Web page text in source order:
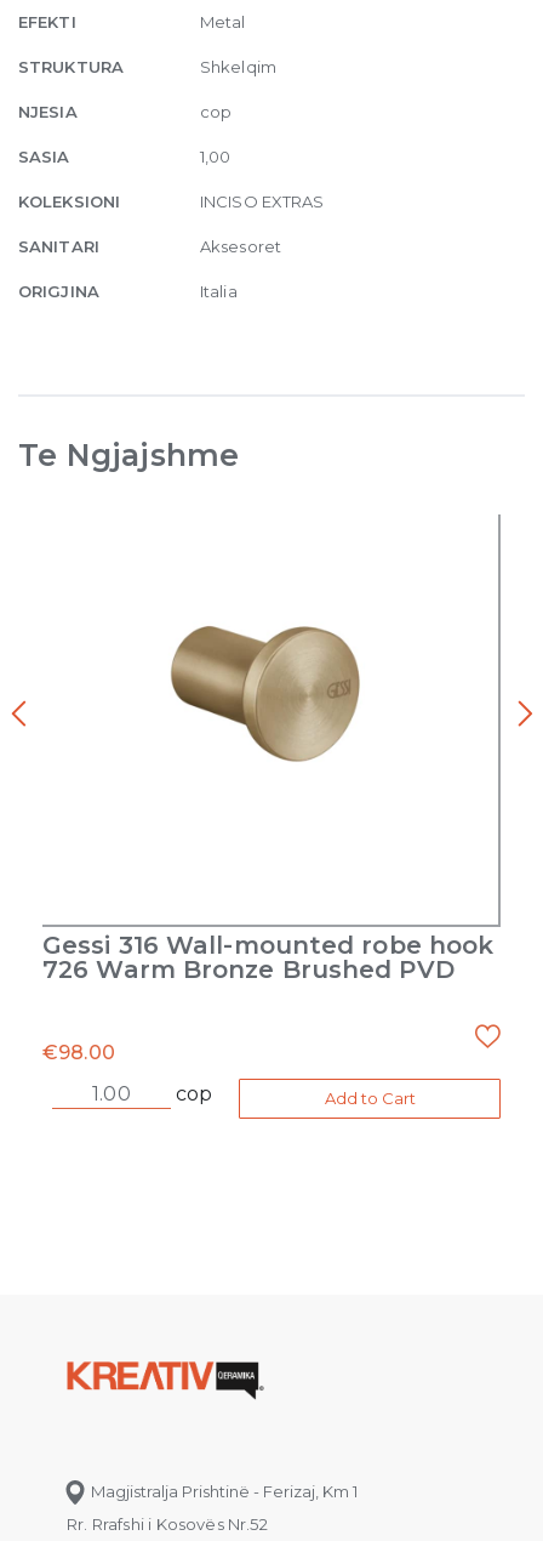
Brushed
PVD
EFEKTI Metal
STRUKTURA Shkelqim
NJESIA cop
SASIA 1,00
KOLEKSIONI INCISO EXTRAS
SANITARI Aksesoret
ORIGJINA Italia
Te Ngjajshme
Gessi 316 Wall-mounted robe hook
726 Warm Bronze Brushed PVD
€98.00
cop
Add to Cart
Magjistralja Prishtinë - Ferizaj, Km 1
Rr. Rrafshi i Kosovës Nr.52